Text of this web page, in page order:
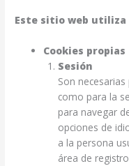
Este sitio web utiliza
Cookies propias
Sesión
Son
como para la
para navegar
opciones de
a la persona
área de